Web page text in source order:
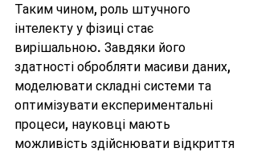
Таким чином, роль штучного
інтелекту у фізиці стає
вирішальною. Завдяки його
здатності обробляти масиви даних,
моделювати складні системи та
оптимізувати експериментальні
процеси, науковці мають
можливість здійснювати відкриття